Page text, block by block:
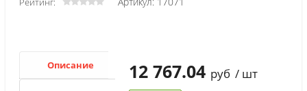
12 767.04 руб / шт
Описание Характеристики